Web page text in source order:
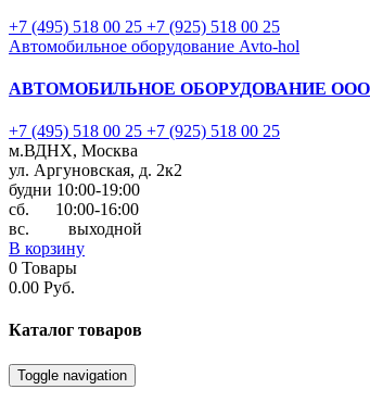
+7 (495) 518 00 25 +7 (925) 518 00 25
Автомобильное оборудование Avto-hol
АВТОМОБИЛЬНОЕ ОБОРУДОВАНИЕ ООО
+7 (495) 518 00 25 +7 (925) 518 00 25
м.ВДНХ, Москва
ул. Аргуновская, д. 2к2
будни 10:00-19:00
cб. 10:00-16:00
вс. выходной
В корзину
0 Товары
0.00 Руб.
Каталог товаров
Toggle navigation